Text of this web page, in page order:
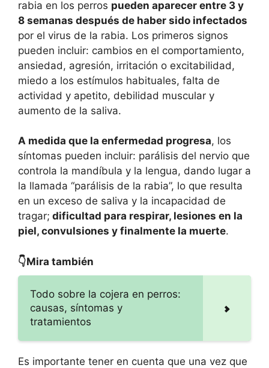
rabia en los perros pueden aparecer entre 3 y
8 semanas después de haber sido infectados
por el virus de la rabia. Los primeros signos
pueden incluir: cambios en el comportamiento,
ansiedad, agresión, irritación o excitabilidad,
miedo a los estímulos habituales, falta de
actividad y apetito, debilidad muscular y
aumento de la saliva.
A medida que la enfermedad progresa, los
síntomas pueden incluir: parálisis del nervio que
controla la mandíbula y la lengua, dando lugar a
la llamada “parálisis de la rabia”, lo que resulta
en un exceso de saliva y la incapacidad de
tragar; dificultad para respirar, lesiones en la
piel, convulsiones y finalmente la muerte.
👇Mira también
Todo sobre la cojera en perros:
causas, síntomas y
tratamientos
Es importante tener en cuenta que una vez que